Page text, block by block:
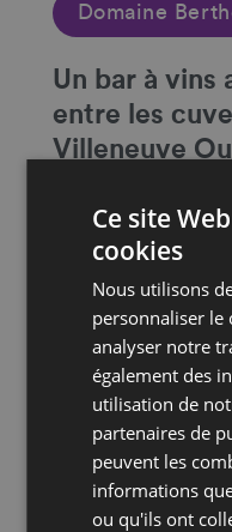
Domaine
Un bar à vins
entre les
Villeneuve
et vendredis
samedi de
autres jours
75 54
Coordonnées
Christophe
Grand Rue 36
1844 Villeneuve
Phone +41
Ce site
cookies
Nous utilisons
personnaliser le
analyser notre
également des
utilisation de
partenaires de
peuvent les
informations
ou qu'ils ont